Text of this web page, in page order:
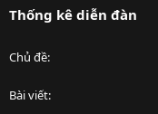
Thống kê diễn đàn
Chủ đề
Bài viết